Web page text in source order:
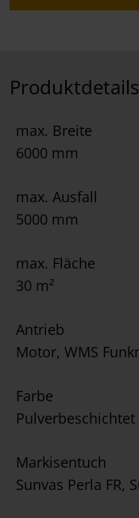
Produktdetails
max. Breite
6000 mm
max. Ausfall
5000 mm
max. Fläche
30 m²
Antrieb
Motor, WMS
Farbe
Pulverbeschichtet
Markisentuch
Sunvas Perla FR,